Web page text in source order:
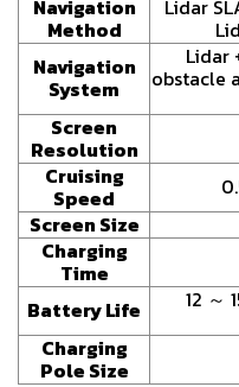
Navigation
Method
Lidar
Navigation
System
Lidar
obstacle
Screen
Resolution
Cruising
Speed
Screen Size
Charging
Time
Battery Life
12 ～
Charging
Pole Size